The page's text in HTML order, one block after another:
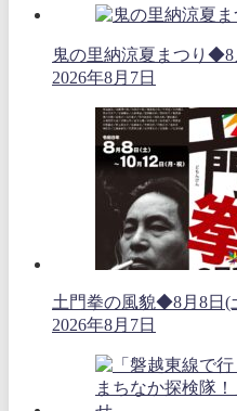
鬼の里納涼夏まつり◆8
2026年8月7日
土門拳の風貌◆8月8日(
2026年8月7日